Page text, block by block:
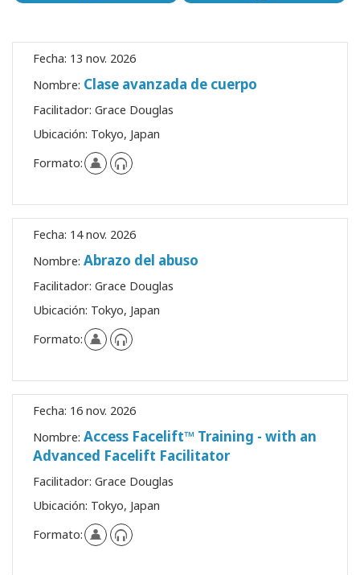
BUSCAR
Fecha: 13 nov. 2026
Nombre: Clase avanzada de cuerpo
Facilitador: Grace Douglas
Ubicación: Tokyo, Japan
Formato:
Fecha: 14 nov. 2026
Nombre: Abrazo del abuso
Facilitador: Grace Douglas
Ubicación: Tokyo, Japan
Formato:
Fecha: 16 nov. 2026
Nombre: Access Facelift™ Training - with an
Advanced Facelift Facilitator
Facilitador: Grace Douglas
Ubicación: Tokyo, Japan
Formato: